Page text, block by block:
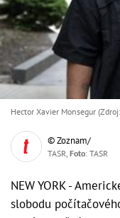
Hector Xavier Monsegur
© Zoznam/
TASR, Foto: TASR
NEW YORK -
slobodu